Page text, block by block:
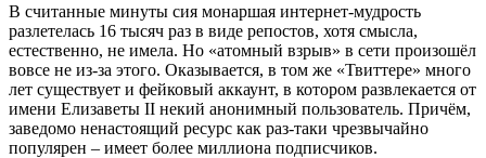
В считанные минуты сия монаршая интернет-мудрость
разлетелась 16 тысяч раз в виде репостов, хотя смысла,
естественно, не имела. Но «атомный взрыв» в сети произошёл
вовсе не из-за этого. Оказывается, в том же «Твиттере» много
лет существует и фейковый аккаунт, в котором развлекается от
имени Елизаветы II некий анонимный пользователь. Причём,
заведомо ненастоящий ресурс как раз-таки чрезвычайно
популярен – имеет более миллиона подписчиков.